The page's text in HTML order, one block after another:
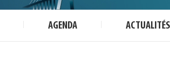
AGENDA ACTUALITÉS